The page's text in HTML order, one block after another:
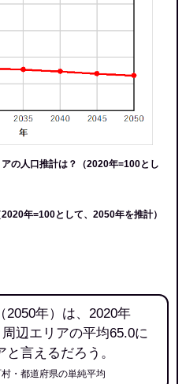
の人口推計は？（2020年=100とし
年=100として、2050年を推計）
年）は、2020年
辺エリアの平均65.0に
言えるだろう。
・都道府県の単純平均